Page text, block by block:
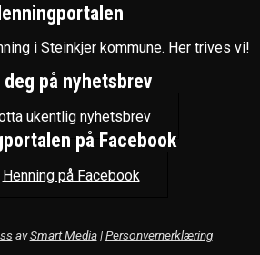
i Steinkjer kommune. Her trives vi!
deg på nyhetsbrev
ukentlig nyhetsbrev
på Facebook
Henning på Facebook
avSmart Media|Personvernerklæring